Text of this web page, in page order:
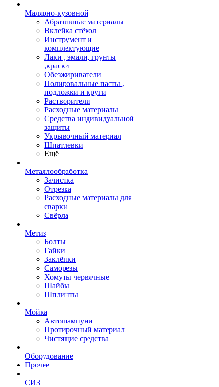
Малярно-кузовной
Абразивные материалы
Вклейка стёкол
Инструмент и
комплектующие
Лаки , эмали, грунты
,краски
Обезжириватели
Полировальные пасты ,
подложки и круги
Растворители
Расходные материалы
Средства индивидуальной
защиты
Укрывочный материал
Шпатлевки
Ещё
Металлообработка
Зачистка
Отрезка
Расходные материалы для
сварки
Свёрла
Метиз
Болты
Гайки
Заклёпки
Саморезы
Хомуты червячные
Шайбы
Шплинты
Мойка
Автошампуни
Протирочный материал
Чистящие средства
Оборудование
Прочее
СИЗ